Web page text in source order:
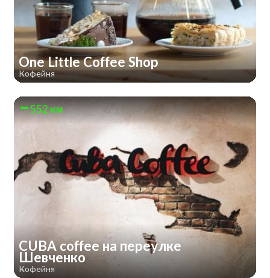
One Little Coffee Shop
Кофейня
552 км
CUBA coffee на переулке
Шевченко
Кофейня